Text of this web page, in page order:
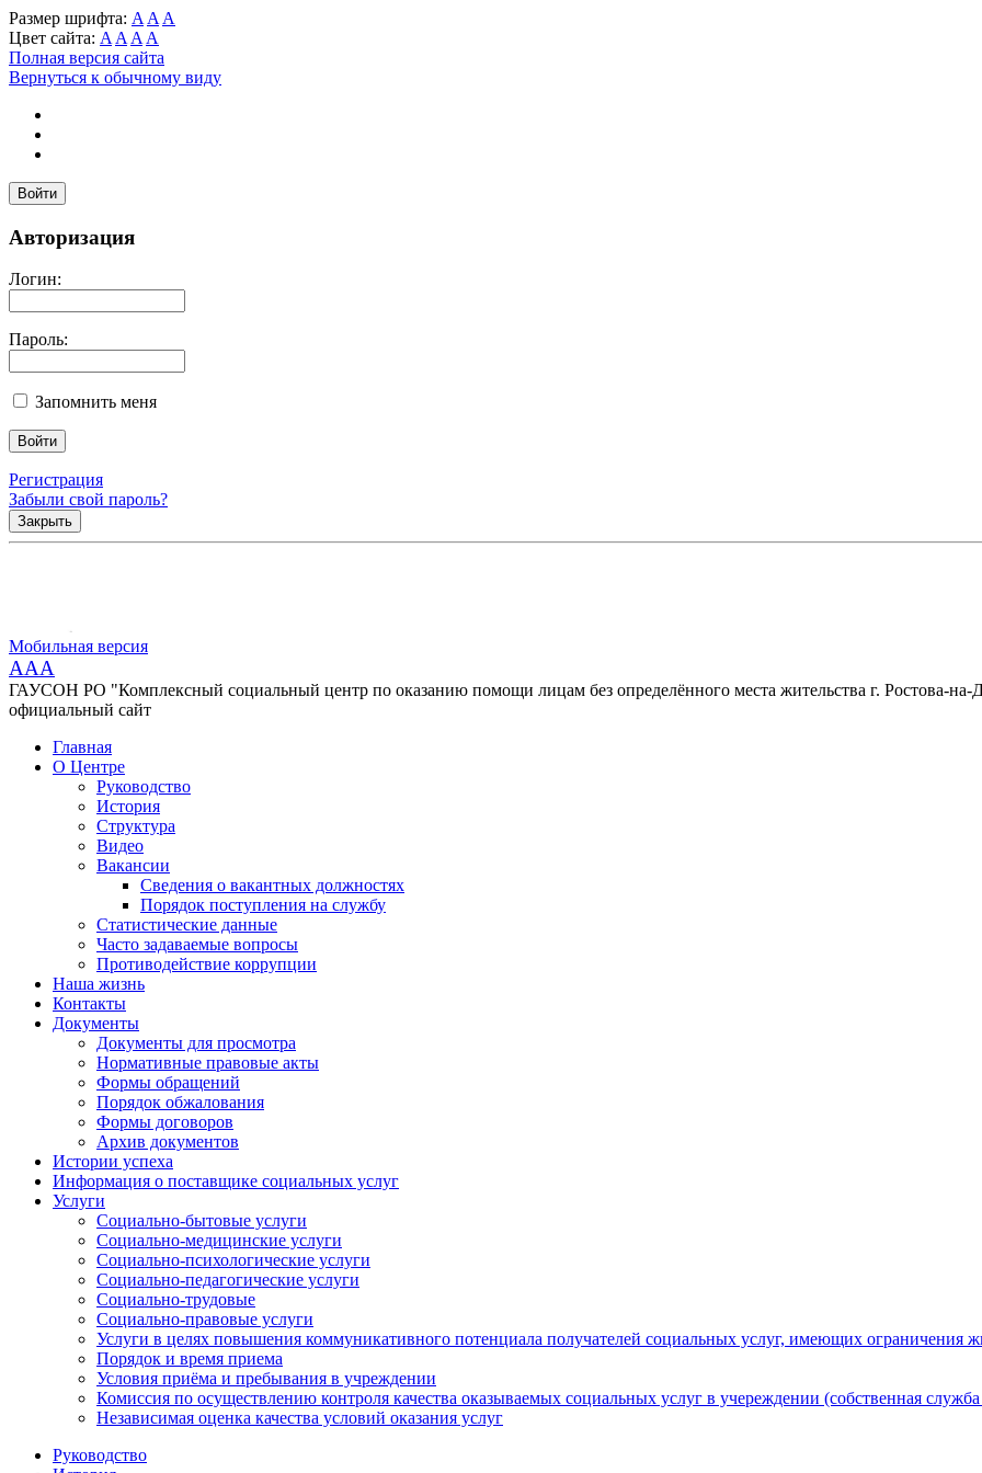
Размер шрифта: A A A
Цвет сайта: A A A A
Полная версия сайта
Вернуться к обычному виду
Войти
Авторизация
Логин:
Пароль:
Запомнить меня
Регистрация
Забыли свой пароль?
Закрыть
Мобильная версия
AAA
ГАУСОН РО "Комплексный социальный центр по оказанию помощи лицам без определённого места жительства г. Ростова-на-
официальный сайт
Главная
О Центре
Руководство
История
Структура
Видео
Вакансии
Сведения о вакантных должностях
Порядок поступления на службу
Статистические данные
Часто задаваемые вопросы
Противодействие коррупции
Наша жизнь
Контакты
Документы
Документы для просмотра
Нормативные правовые акты
Формы обращений
Порядок обжалования
Формы договоров
Архив документов
Истории успеха
Информация о поставщике социальных услуг
Услуги
Социально-бытовые услуги
Социально-медицинские услуги
Социально-психологические услуги
Социально-педагогические услуги
Социально-трудовые
Социально-правовые услуги
Услуги в целях повышения коммуникативного потенциала получателей социальных услуг, имеющих ограничения
Порядок и время приема
Условия приёма и пребывания в учреждении
Комиссия по осуществлению контроля качества оказываемых социальных услуг в учереждении (собственная
Независимая оценка качества условий оказания услуг
Руководство